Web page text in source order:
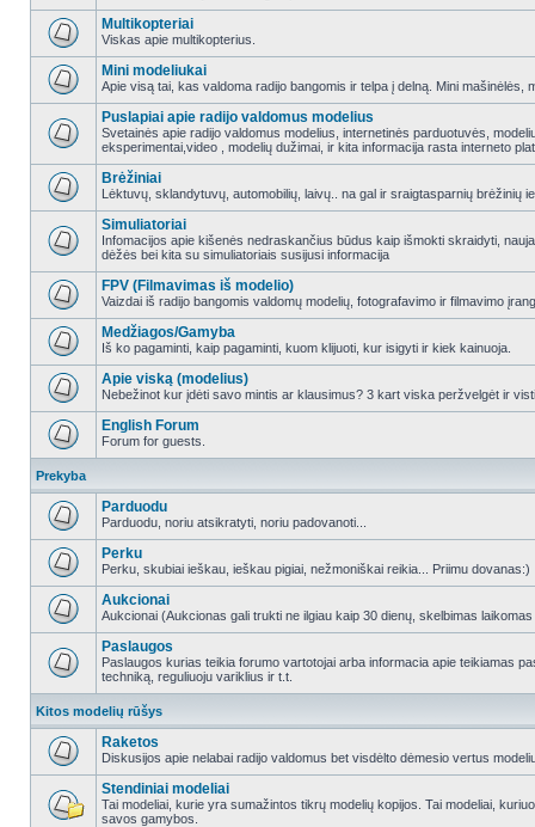
Multikopteriai
Viskas apie multikopterius.
Mini modeliukai
Apie visą tai, kas valdoma radijo bangomis ir telpa į delną. Mini mašinėlės,
Puslapiai apie radijo valdomus modelius
Svetainės apie radijo valdomus modelius, internetinės parduotuvės,
eksperimentai,video , modelių dužimai, ir kita informacija rasta interneto
Brėžiniai
Lėktuvų, sklandytuvų, automobilių, laivų.. na gal ir sraigtasparnių brėžinių
Simuliatoriai
Infomacijos apie kišenės nedraskančius būdus kaip išmokti skraidyti,
dėžės bei kita su simuliatoriais susijusi informacija
FPV (Filmavimas iš modelio)
Vaizdai iš radijo bangomis valdomų modelių, fotografavimo ir filmavimo
Medžiagos/Gamyba
Iš ko pagaminti, kaip pagaminti, kuom klijuoti, kur isigyti ir kiek kainuoja.
Apie viską (modelius)
Nebežinot kur įdėti savo mintis ar klausimus? 3 kart viska peržvelgėt ir
English Forum
Forum for guests.
Prekyba
Parduodu
Parduodu, noriu atsikratyti, noriu padovanoti...
Perku
Perku, skubiai ieškau, ieškau pigiai, nežmoniškai reikia... Priimu dovanas:)
Aukcionai
Aukcionai (Aukcionas gali trukti ne ilgiau kaip 30 dienų, skelbimas
Paslaugos
Paslaugos kurias teikia forumo vartotojai arba informacia apie teikiamas
techniką, reguliuoju variklius ir t.t.
Kitos modelių rūšys
Raketos
Diskusijos apie nelabai radijo valdomus bet visdėlto dėmesio vertus
Stendiniai modeliai
Tai modeliai, kurie yra sumažintos tikrų modelių kopijos. Tai modeliai,
savos gamybos.